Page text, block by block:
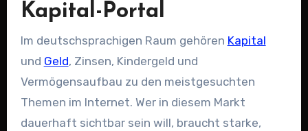
Kapital-Portal
Im deutschsprachigen Raum gehören Kapital
und Geld, Zinsen, Kindergeld und
Vermögensaufbau zu den meistgesuchten
Themen im Internet. Wer in diesem Markt
dauerhaft sichtbar sein will, braucht starke,